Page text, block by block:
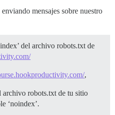
mensajes sobre nuestro
del archivo robots.txt de
,
robots.txt de tu sitio
‘noindex’.